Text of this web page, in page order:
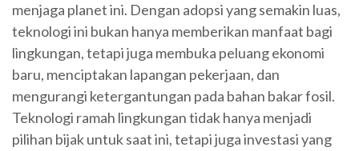
menjaga planet ini. Dengan adopsi yang semakin luas,
teknologi ini bukan hanya memberikan manfaat bagi
lingkungan, tetapi juga membuka peluang ekonomi
baru, menciptakan lapangan pekerjaan, dan
mengurangi ketergantungan pada bahan bakar fosil.
Teknologi ramah lingkungan tidak hanya menjadi
pilihan bijak untuk saat ini, tetapi juga investasi yang